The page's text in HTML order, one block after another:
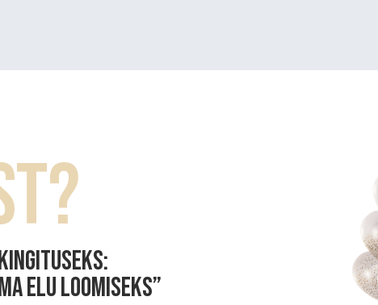
elu loomiseks”